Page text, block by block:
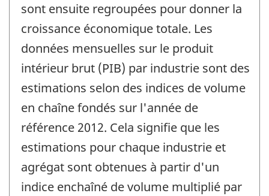
sont ensuite regroupées pour donner la
croissance économique totale. Les
données mensuelles sur le produit
intérieur brut (PIB) par industrie sont des
estimations selon des indices de volume
en chaîne fondés sur l'année de
référence 2012. Cela signifie que les
estimations pour chaque industrie et
agrégat sont obtenues à partir d'un
indice enchaîné de volume multiplié par